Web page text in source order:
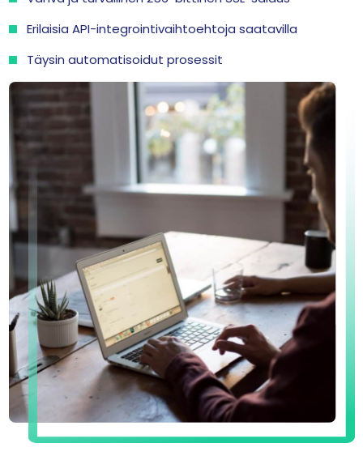
Erilaisia API-integrointivaihtoehtoja saatavilla
Täysin automatisoidut prosessit